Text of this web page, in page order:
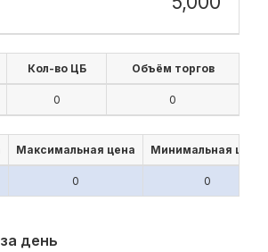
Кол-во ЦБ Объём торгов
0 0
Максимальная цена Минимальная цена
0 0
день